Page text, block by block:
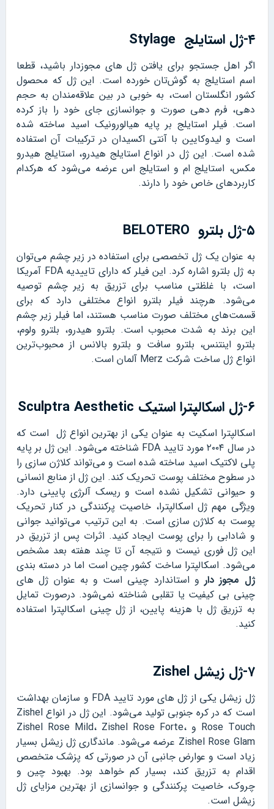
۴-ژل استایلج Stylage
اگر اهل جستجو برای یافتن ژل های مجوزدار باشید، قطعا
اسم استایلج به گوش‌تان خورده است. این ژل که محصول
کشور انگلستان است، به خوبی در بین علاقه‌مندان به حجم
دهی، فرم دهی صورت و جوانسازی جای خود را باز کرده
است. فیلر استایلج بر پایه هیالورونیک اسید ساخته شده
است و لیدوکایین با آنتی اکسیدان در ترکیبات آن استفاده
شده است. این ژل در انواع استایلج هیدرو، استایلج هیدرو
مکس، استایلج ام و استایلج اس عرضه می‌شود که هرکدام
کاربردهای خاص خود را دارند.
۵-ژل بلترو BELOTERO
به عنوان یک ژل تخصصی برای استفاده در زیر چشم می‌توان
به ژل بلترو اشاره کرد. این فیلر که دارای تاییدیه FDA آمریکا
است، با غلظتی مناسب برای تزریق به زیر چشم توصیه
می‌شود. هرچند فیلر بلترو انواع مختلفی دارد که برای
قسمت‌های مختلف صورت مناسب هستند، اما فیلر زیر چشم
این برند به شدت محبوب است. بلترو هیدرو، بلترو ولوم،
بلترو اینتنس، بلترو سافت و بلترو بالانس از محبوب‌ترین
انواع ژل ساخت شرکت Merz آلمان است.
۶-ژل اسکالپترا استیک Sculptra Aesthetic
اسکالپترا اسکیت به عنوان یکی از بهترین انواع ژل است که
در سال ۲۰۰۴ مورد تایید FDA شناخته می‌شود. این ژل بر پایه
پلی لاکتیک اسید ساخته شده است و می‌تواند کلاژن سازی را
در سطوح مختلف پوست تحریک کند. این ژل از منابع انسانی
و حیوانی تشکیل نشده است و ریسک آلرژی پایینی دارد.
ویژگی مهم ژل اسکالپترا، خاصیت پرکنندگی در کنار تحریک
پوست به کلاژن سازی است. به این ترتیب می‌توانید جوانی
و شادابی را برای پوست‌ ایجاد کنید. اثرات پس از تزریق در
این ژل فوری نیست و نتیجه آن تا چند هفته بعد مشخص
می‌شود. اسکالپترا ساخت کشور چین است اما در دسته بندی
ژل مجوز دارو استاندارد چینی است و به عنوان ژل های
چینی بی کیفیت یا تقلبی شناخته نمی‌شود. درصورت تمایل
به تزریق ژل با هزینه پایین، از ژل چینی اسکالپترا استفاده
کنید.
۷-ژل زیشل Zishel
ژل زیشل یکی از ژل های مورد تایید FDA و سازمان بهداشت
است که در کره جنوبی تولید می‌شود. این ژل در انواع Zishel
Rose Touch و Zishel Rose Mild، Zishel Rose Forte،
Zishel Rose Glam عرضه می‌شود. ماندگاری ژل زیشل بسیار
زیاد است و عوارض جانبی آن در صورتی که پزشک متخصص
اقدام به تزریق کند، بسیار کم خواهد بود. بهبود چین و
چروک، خاصیت پرکنندگی و جوانسازی از بهترین مزایای ژل
زیشل است.